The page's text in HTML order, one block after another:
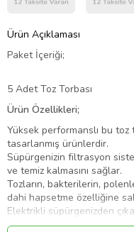
Ürün Açıklaması
Paket İçeriği;
5 Adet Toz Torbası
Ürün Özellikleri;
Yüksek performanslı bu
tasarlanmış ürünlerdir.
Süpürgenizin filtrasyon
ve temiz kalmasını sağlar.
Tozların, bakterilerin,
dahi hapsetme özelliğine
Elektrikli süpürgenizden
etkilerden arındırır.